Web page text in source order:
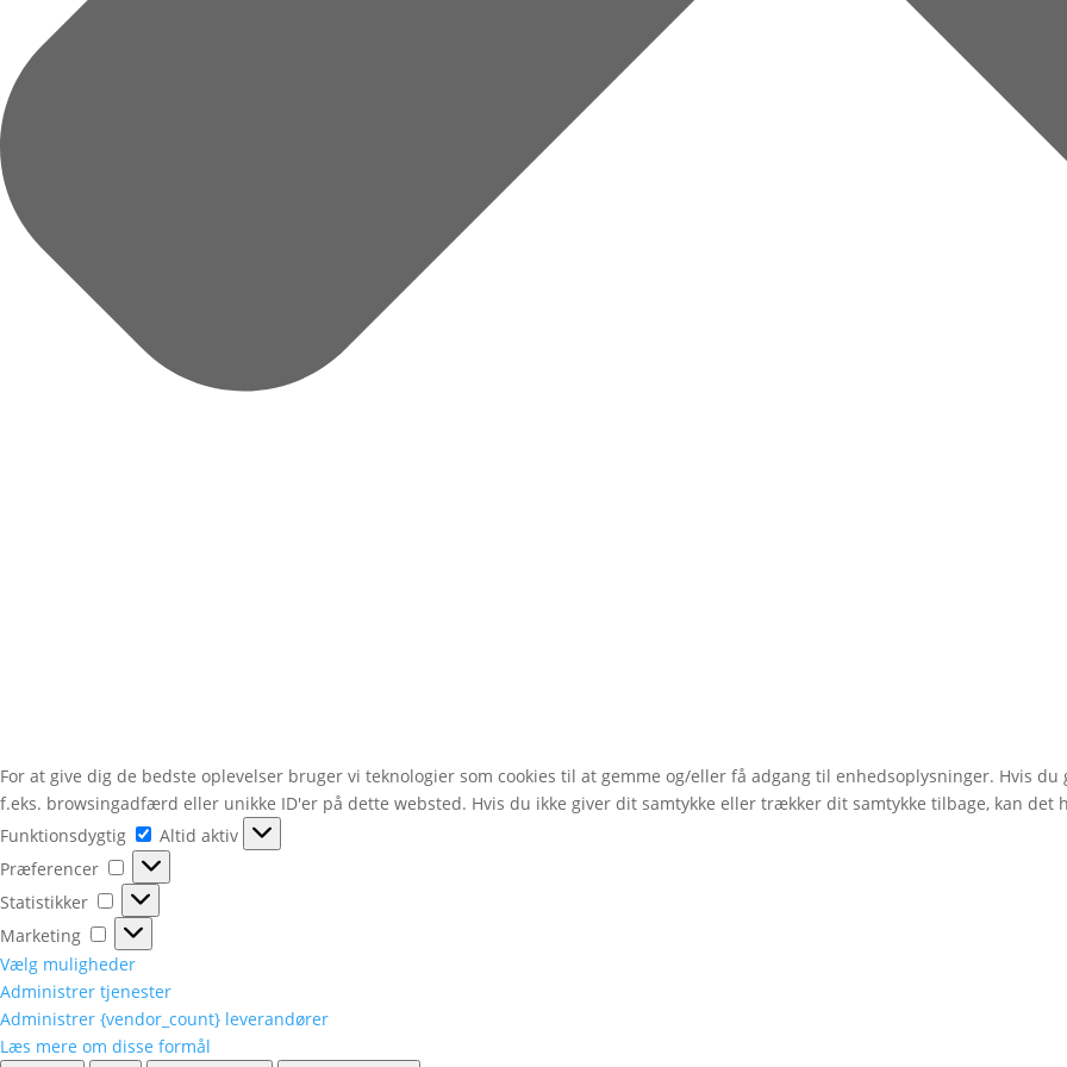
For at give dig de bedste oplevelser bruger vi teknologier som cookies til at gemme og/eller få adgang til enhedsoplysninger. Hvis
f.eks. browsingadfærd eller unikke ID'er på dette websted. Hvis du ikke giver dit samtykke eller trækker dit samtykke tilbage, kan det
Funktionsdygtig
Funktionsdygtig
Altid aktiv
Præferencer
Præferencer
Statistikker
Statistikker
Marketing
Marketing
Vælg muligheder
Administrer tjenester
Administrer {vendor_count} leverandører
Læs mere om disse formål